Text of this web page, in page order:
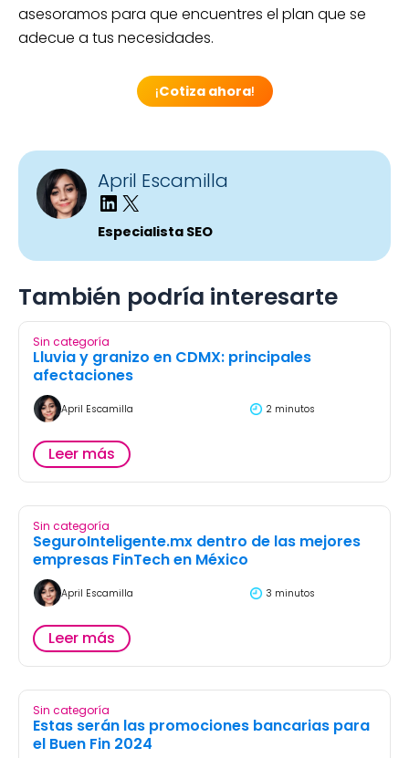
asesoramos para que encuentres el plan que se
adecue a tus necesidades.
¡Cotiza ahora!
April Escamilla
Especialista SEO
También podría interesarte
Sin categoría
Lluvia y granizo en CDMX: principales
afectaciones
April Escamilla 2 minutos
Leer más
Sin categoría
SeguroInteligente.mx dentro de las mejores
empresas FinTech en México
April Escamilla 3 minutos
Leer más
Sin categoría
Estas serán las promociones bancarias para
el Buen Fin 2024